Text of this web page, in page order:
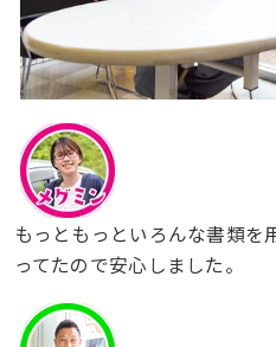
もっともっといろんな書類を
ってたので安心しました。